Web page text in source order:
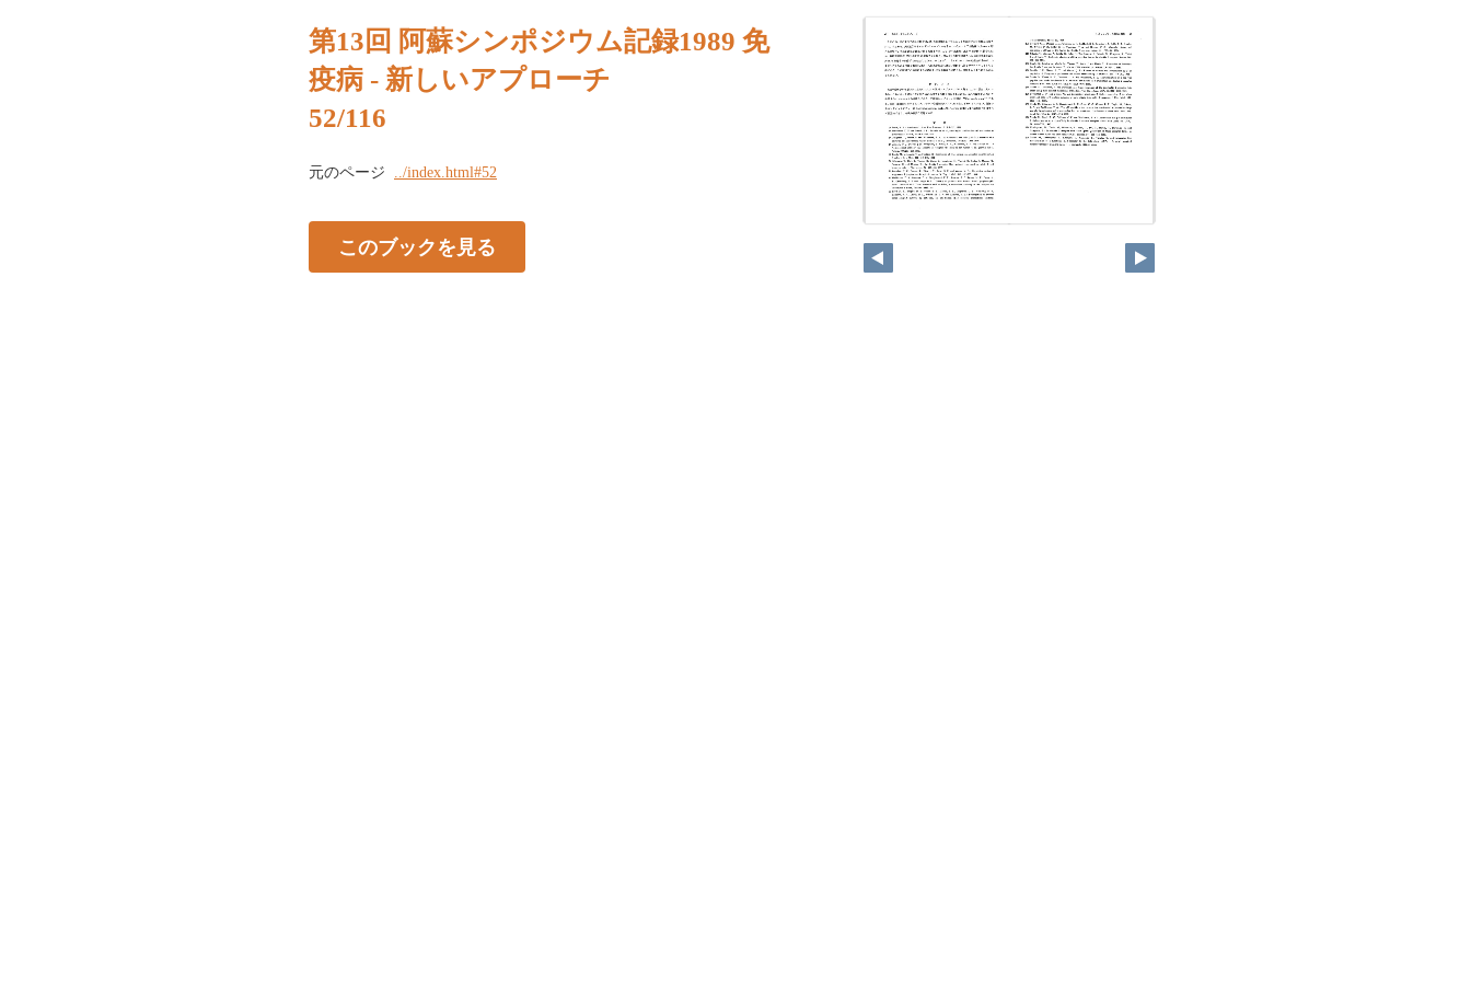
第13回 阿蘇シンポジウム記録1989 免
疫病 - 新しいアプローチ
52/116
元のページ ../index.html#52
このブックを見る